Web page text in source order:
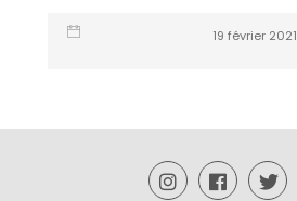
19 février 2021